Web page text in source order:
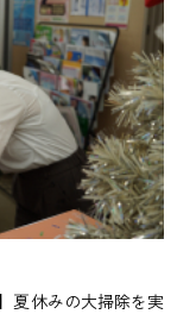
夏休みの大掃除を実